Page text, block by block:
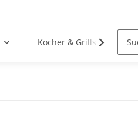
Kocher & Grills